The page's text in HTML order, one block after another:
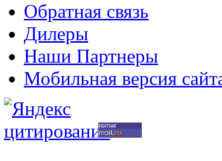
Обратная связь
Дилеры
Наши Партнеры
Мобильная версия